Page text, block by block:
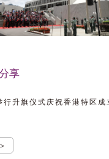
享
行升旗仪式庆祝香港特区成